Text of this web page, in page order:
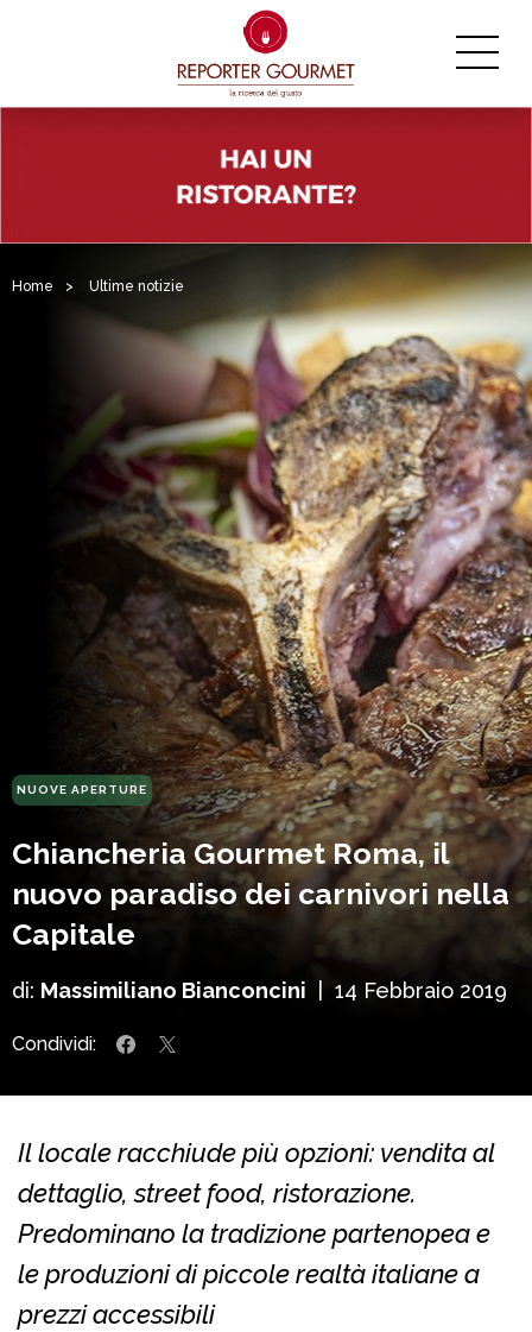
Home > Ultime notizie
NUOVE APERTURE
Chiancheria Gourmet Roma, il
nuovo paradiso dei carnivori nella
Capitale
di: Massimiliano Bianconcini 14 Febbraio 2019
Condividi:
Il locale racchiude più opzioni: vendita al
dettaglio, street food, ristorazione.
Predominano la tradizione partenopea e
le produzioni di piccole realtà italiane a
prezzi accessibili